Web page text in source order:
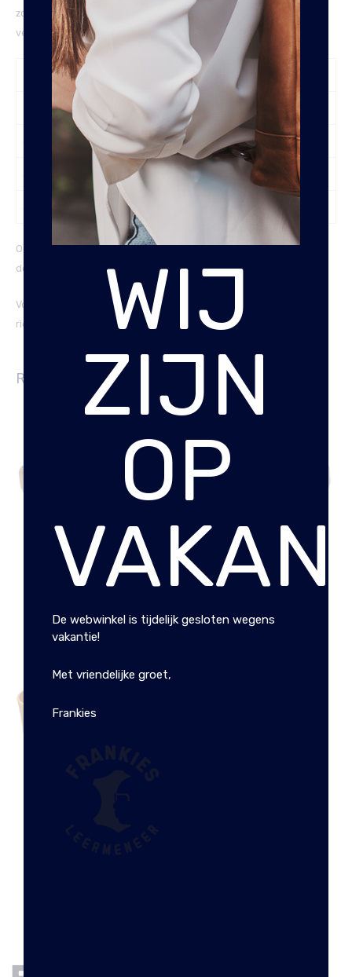
zo je perfecte riem en maat kunnen vinden. Bijna alle riemen zijn
verkrijgbaar in onderstaande maten.
BROEKMAAT OMTREK IN CM
29-30 S 87- 92
30-32 M 92 – 102 95 cm
102 – 112 105 cm
112 – 122 115 cm
Ook hebben we extra lange riemen die gaat tot wel 125cm. Kijk bij
de gewenste riem welke verschillende maten we hebben.
Voor meer informatie over op maat maken en hoe je het beste je
riemmaat kan opmeten: klik hier
RELATED PRODUCTS
BOSTON LEREN RIEM
MIDDENBRUIN
€29.95
BOSTON LEREN RIEM
DONKERBRUIN
29.95
WIJ
ZIJN
OP
De webwinkel is tijdelijk gesloten wegens
vakantie!
Met vriendelijke groet,
Frankies